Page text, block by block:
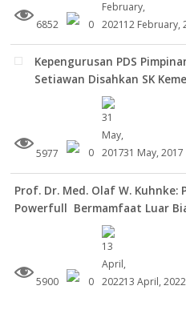
6852 0 12 February,
Kepengurusan PDS
Setiawan Disahkan SK
5977 0 31 May, 2017
Prof. Dr. Med. Olaf W.
Powerfull Bermamfaat Luar
5900 0 13 April, 2022